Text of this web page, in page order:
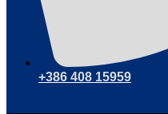
+386 408 15959